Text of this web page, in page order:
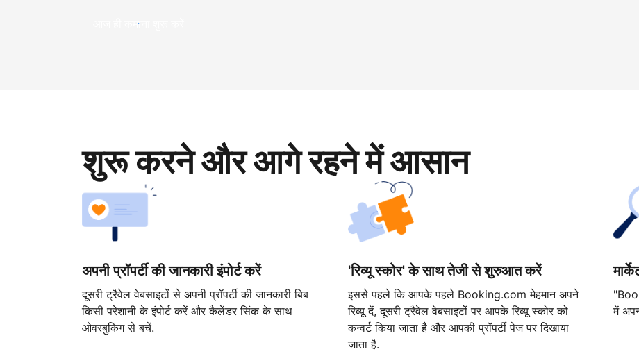
आज ही कमाना शुरू करें
शुरू करने और आगे रहने में आसान
अपनी प्रॉपर्टी की जानकारी इंपोर्ट करें
दूसरी ट्रैवेल वेबसाइटों से अपनी प्रॉपर्टी की जानकारी बिब
किसी परेशानी के इंपोर्ट करें और कैलेंडर सिंक के साथ
ओवरबुकिंग से बचें.
'रिव्यू स्कोर' के साथ तेजी से शुरुआत करें
इससे पहले कि आपके पहले Booking.com मेहमान अपने
रिव्यू दें, दूसरी ट्रैवेल वेबसाइटों पर आपके रिव्यू स्कोर को
कन्वर्ट किया जाता है और आपकी प्रॉपर्टी पेज पर दिखाया
जाता है.
में